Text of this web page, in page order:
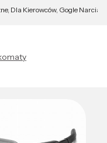
Dla Kierowców, Gogle